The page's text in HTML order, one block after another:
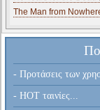
The Man from
- Προτάσεις των
- HOT ταινίες...